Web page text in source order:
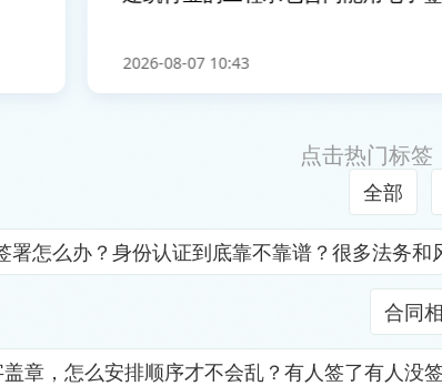
2026-08-07 10:43
点击热门标签
全部
怎么办？身份认证到底靠不靠谱？很多法
合同
章，怎么安排顺序才不会乱？有人签了有人